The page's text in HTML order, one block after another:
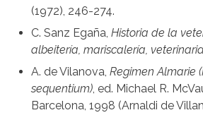
(1972), 246-274.
C. Sanz Egaña, Historia de la
albeitería, mariscalería, veterinaria
A. de Vilanova, Regimen Almarie
sequentium), ed. Michael R.
Barcelona, 1998 (Arnaldi de